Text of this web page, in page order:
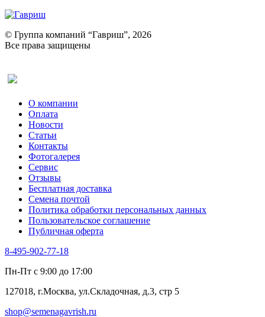
© Группа компаний “Гавриш”, 2026
Все права защищены
О компании
Оплата
Новости
Статьи
Контакты
Фотогалерея​
Сервис
Отзывы
Бесплатная доставка
Семена почтой
Политика обработки персональных данных
Пользовательское соглашение
Публичная оферта
8-495-902-77-18
Пн-Пт с 9:00 до 17:00
127018, г.Москва, ул.Складочная, д.3, стр 5
shop@semenagavrish.ru